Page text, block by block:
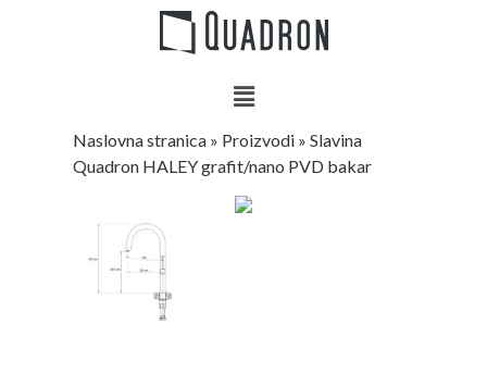
Naslovna stranica » Proizvodi »Slavina
Quadron HALEY grafit/nano PVD bakar